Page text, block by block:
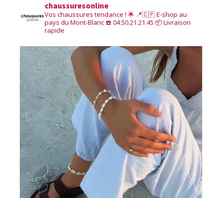
chaussuresonline
Vos chaussures tendance ! 🌟 📍🇨🇵 E-shop au
pays du Mont-Blanc☎️ 04.50.21.21.45 📦 Livraison
rapide